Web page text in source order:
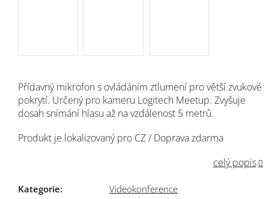
Přídavný mikrofon s ovládáním ztlumení pro větší zvukové
pokrytí. Určený pro kameru Logitech Meetup. Zvyšuje
dosah snímání hlasu až na vzdálenost 5 metrů.
Produkt je lokalizovaný pro CZ / Doprava zdarma
celý popis
Kategorie:
Videokonference